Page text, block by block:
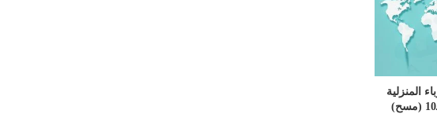
المنزلية